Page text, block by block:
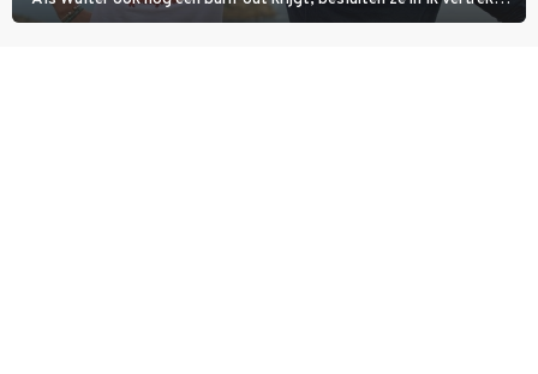
een nieuwe start te maken door een B&B in Spanje te openen, waar